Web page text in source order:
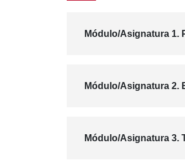
Módulo/Asignatura 1.
Módulo/Asignatura 2.
Módulo/Asignatura 3.